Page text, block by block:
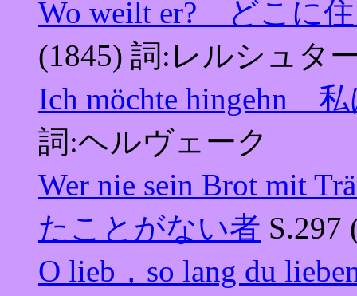
Wo weilt er? どこに
(1845) 詞:レルシュタ
Ich möchte hingehn
詞:ヘルヴェーク
Wer nie sein Brot mit
たことがない者 S.297
O lieb，so lang du